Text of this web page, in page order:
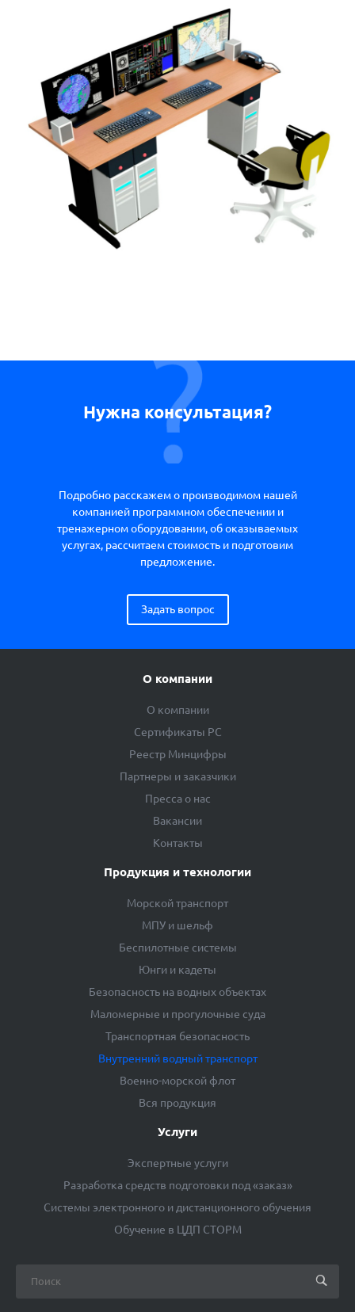
Нужна консультация?
Подробно расскажем о производимом нашей
компанией программном обеспечении и
тренажерном оборудовании, об оказываемых
услугах, рассчитаем стоимость и подготовим
предложение.
Задать вопрос
О компании
О компании
Сертификаты РС
Реестр Минцифры
Партнеры и заказчики
Пресса о нас
Вакансии
Контакты
Продукция и технологии
Морской транспорт
МПУ и шельф
Беспилотные системы
Юнги и кадеты
Безопасность на водных объектах
Маломерные и прогулочные суда
Транспортная безопасность
Внутренний водный транспорт
Военно-морской флот
Вся продукция
Услуги
Экспертные услуги
Разработка средств подготовки под «заказ»
Системы электронного и дистанционного обучения
Обучение в ЦДП СТОРМ